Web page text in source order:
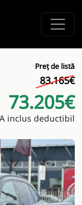
Preț de listă
83.165€
73.205€
inclus deductibil